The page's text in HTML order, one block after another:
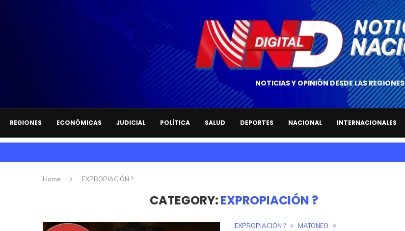
NOTICIAS Y OPINIÓN DESDE LAS REGIONES
REGIONES ECONÓMICAS JUDICIAL POLÍTICA SALUD DEPORTES NACIONAL INTERNACIONALES
Home EXPROPIACIÓN ?
CATEGORY:EXPROPIACIÓN ?
EXPROPIACIÓN ?
MATONEO